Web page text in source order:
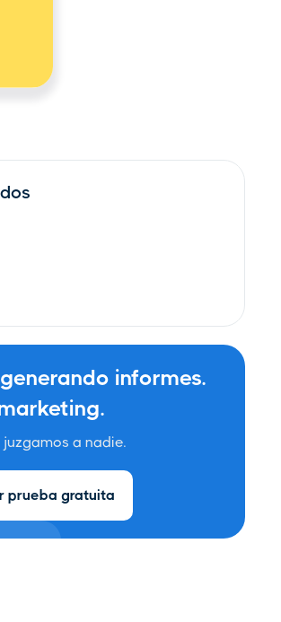
informes.
a nadie.
prueba gratuita